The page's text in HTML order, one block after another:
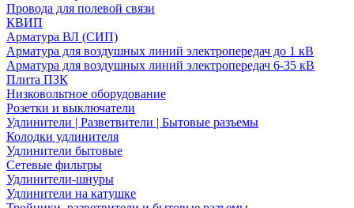
Провода для полевой связи
КВИП
Арматура ВЛ (СИП)
Арматура для воздушных линий электропередач до 1 кВ
Арматура для воздушных линий электропередач 6-35 кВ
Плита ПЗК
Низковольтное оборудование
Розетки и выключатели
Удлинители | Разветвители | Бытовые разъемы
Колодки удлинителя
Удлинители бытовые
Сетевые фильтры
Удлинители-шнуры
Удлинители на катушке